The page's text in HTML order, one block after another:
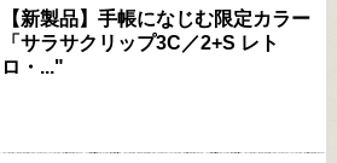
【新製品】手帳になじむ限定カラー
「サラサクリップ3C／2+S レト
ロ・..."